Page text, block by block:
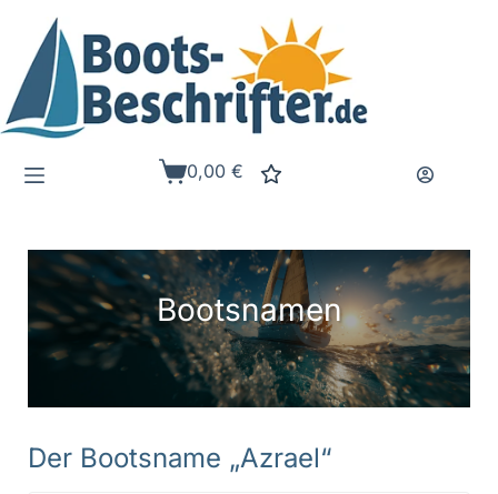
Inhalt
springen
Warenkorb
0,00€
Bootsnamen
Der Bootsname „Azrael“